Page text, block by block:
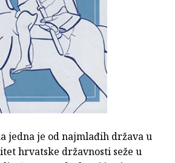
jedna je od najmlađih država u
hrvatske državnosti seže u